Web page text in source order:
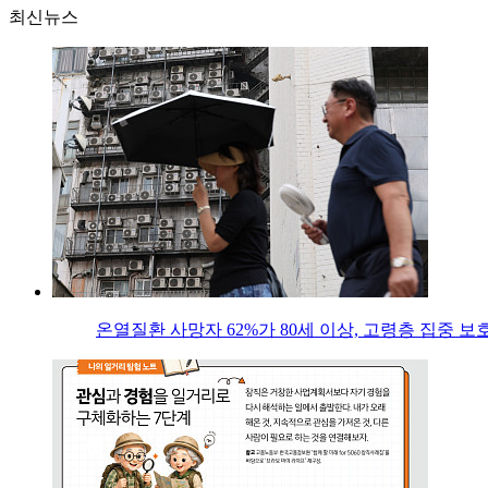
최신뉴스
온열질환 사망자 62%가 80세 이상, 고령층 집중 보